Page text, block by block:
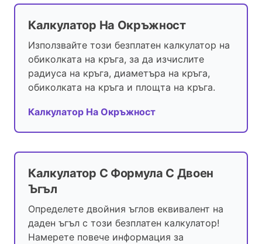
Калкулатор На Окръжност
Използвайте този безплатен калкулатор на
обиколката на кръга, за да изчислите
радиуса на кръга, диаметъра на кръга,
обиколката на кръга и площта на кръга.
Калкулатор На Окръжност
Калкулатор С Формула С Двоен
Ъгъл
Определете двойния ъглов еквивалент на
даден ъгъл с този безплатен калкулатор!
Намерете повече информация за